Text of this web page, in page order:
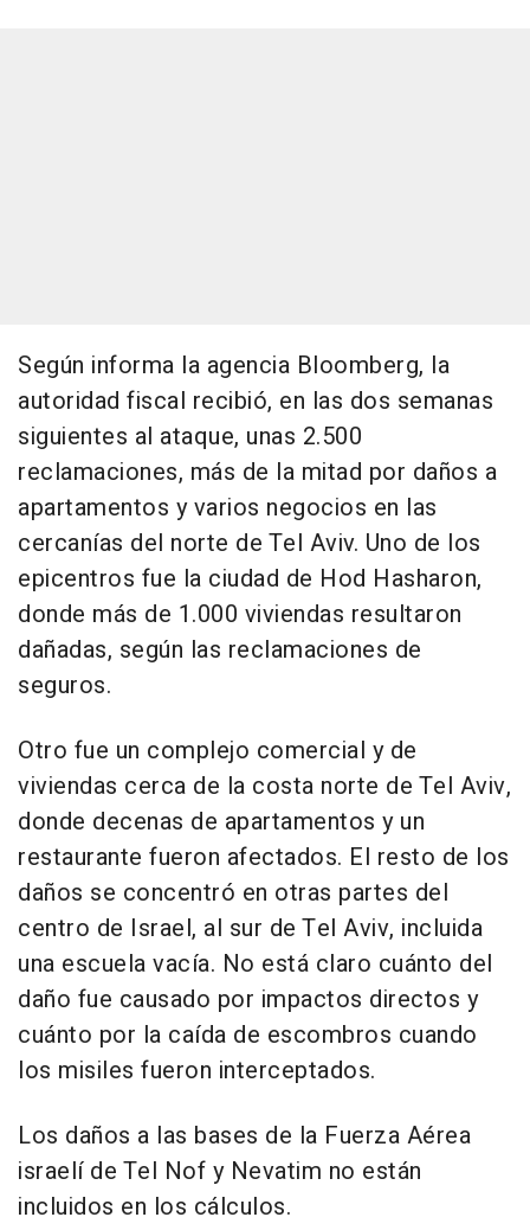
Según informa la agencia Bloomberg, la
autoridad fiscal recibió, en las dos semanas
siguientes al ataque, unas 2.500
reclamaciones, más de la mitad por daños a
apartamentos y varios negocios en las
cercanías del norte de Tel Aviv. Uno de los
epicentros fue la ciudad de Hod Hasharon,
donde más de 1.000 viviendas resultaron
dañadas, según las reclamaciones de
seguros.
Otro fue un complejo comercial y de
viviendas cerca de la costa norte de Tel Aviv,
donde decenas de apartamentos y un
restaurante fueron afectados. El resto de los
daños se concentró en otras partes del
centro de Israel, al sur de Tel Aviv, incluida
una escuela vacía. No está claro cuánto del
daño fue causado por impactos directos y
cuánto por la caída de escombros cuando
los misiles fueron interceptados.
Los daños a las bases de la Fuerza Aérea
israelí de Tel Nof y Nevatim no están
incluidos en los cálculos.